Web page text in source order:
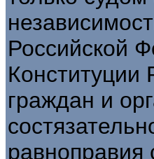
Российской
Конституции
граждан и
равноправия